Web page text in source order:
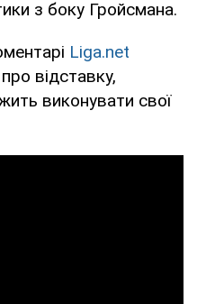
з боку Гройсмана.
Liga.net
відставку,
виконувати свої